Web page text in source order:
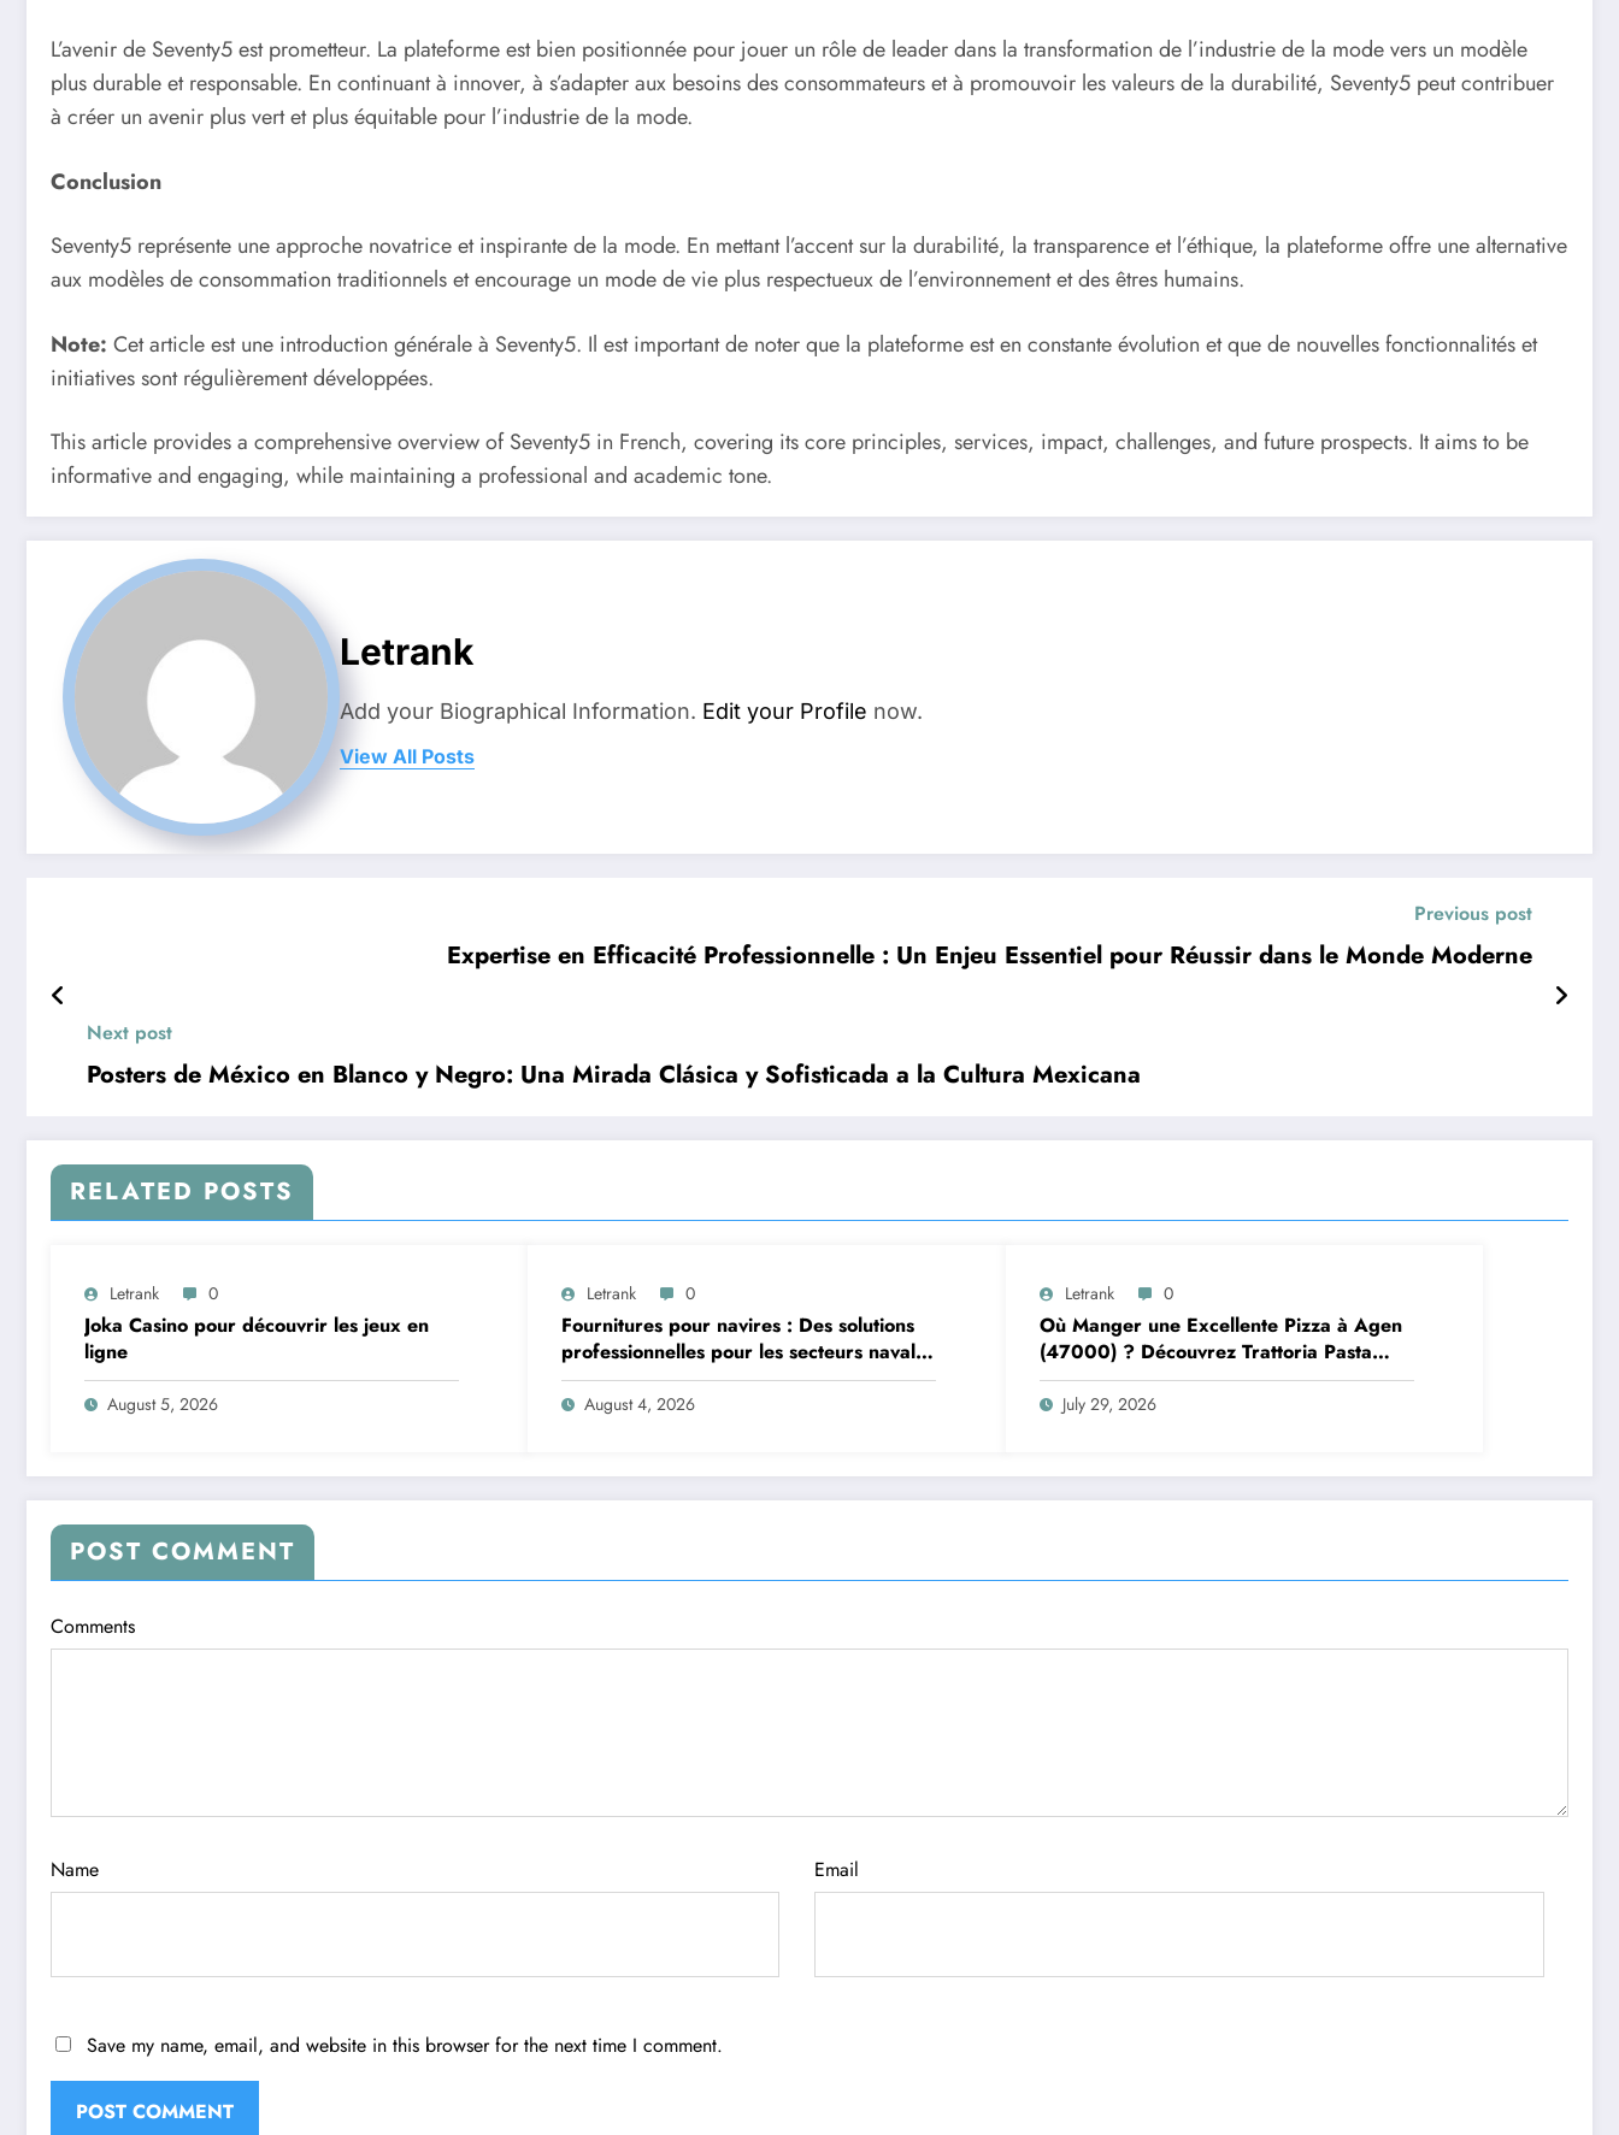
L’avenir de Seventy5 est prometteur. La plateforme est bien positionnée pour jouer un rôle de leader dans la transformation de l’industrie de la mode vers un modèle
plus durable et responsable. En continuant à innover, à s’adapter aux besoins des consommateurs et à promouvoir les valeurs de la durabilité, Seventy5 peut contribuer
à créer un avenir plus vert et plus équitable pour l’industrie de la mode.
Conclusion
Seventy5 représente une approche novatrice et inspirante de la mode. En mettant l’accent sur la durabilité, la transparence et l’éthique, la plateforme offre une alternative
aux modèles de consommation traditionnels et encourage un mode de vie plus respectueux de l’environnement et des êtres humains.
Note: Cet article est une introduction générale à Seventy5. Il est important de noter que la plateforme est en constante évolution et que de nouvelles fonctionnalités et
initiatives sont régulièrement développées.
This article provides a comprehensive overview of Seventy5 in French, covering its core principles, services, impact, challenges, and future prospects. It aims to be
informative and engaging, while maintaining a professional and academic tone.
Letrank
Add your Biographical Information. Edit your Profile now.
View All Posts
Previous post
Expertise en Efficacité Professionnelle : Un Enjeu Essentiel pour Réussir dans le Monde Moderne
Next post
Posters de México en Blanco y Negro: Una Mirada Clásica y Sofisticada a la Cultura Mexicana
RELATED POSTS
Letrank 0
Joka Casino pour découvrir les jeux en
ligne
August 5, 2026
Letrank 0
Fournitures pour navires : Des solutions
professionnelles pour les secteurs naval
et offshore
August 4, 2026
Letrank 0
Où Manger une Excellente Pizza à Agen
(47000) ? Découvrez Trattoria Pasta
Pizza Brax
July 29, 2026
POST COMMENT
Comments
Name Email
Save my name, email, and website in this browser for the next time I comment.